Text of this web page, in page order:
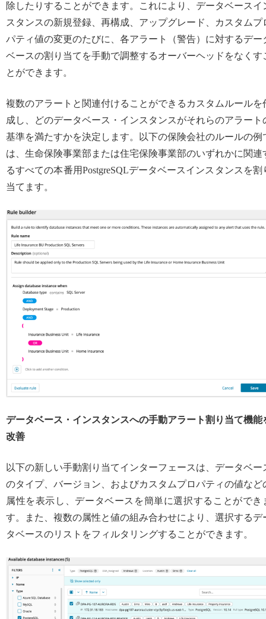
除したりすることができます。これにより、データベースイ
スタンスの新規登録、再構成、アップグレード、カスタムプ
パティ値の変更のたびに、各アラート（警告）に対するデー
ベースの割り当てを手動で調整するオーバーヘッドをなくす
とができます。
複数のアラートと関連付けることができるカスタムルールを
成し、どのデータベース・インスタンスがそれらのアラート
基準を満たすかを決定します。以下の保険会社のルールの例
は、生命保険事業部または住宅保険事業部のいずれかに関連
るすべての本番用PostgreSQLデータベースインスタンスを割
当てます。
データベース・インスタンスへの手動アラート割り当て機能
改善
以下の新しい手動割り当てインターフェースは、データベー
のタイプ、バージョン、およびカスタムプロパティの値など
属性を表示し、データベースを簡単に選択することができ
す。また、複数の属性と値の組み合わせにより、選択するデ
タベースのリストをフィルタリングすることができます。